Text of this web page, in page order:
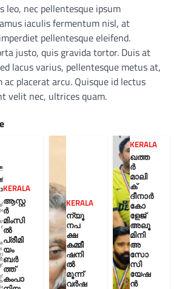
leo, nec pellentesque ipsum
iaculis fermentum nisl, at
pellentesque eleifend.
justo, quis gravida tortor. Duis at
lacus varius, pellentesque metus at,
placerat arcu. Quisque id lectus
velit nec, ultrices quam.
KERALA
ആസ്റ്റ
ർ
മിംസി
ൽ
പ്രീമി
യം
ബർ
ത്ത്
കംപാ
KERALA
ന്യൂ
നപ
ക്ഷ
കമ്മീ
ഷനി
ൽ
മൂന്ന്
വർഷ
KERALA
ഖത്ത
ർ
മാലി
ക്
ദീനാർ
കോ
ളേജ്
അലൂ
മിനി
അ
സോ
സി
യേഷ
ൻ